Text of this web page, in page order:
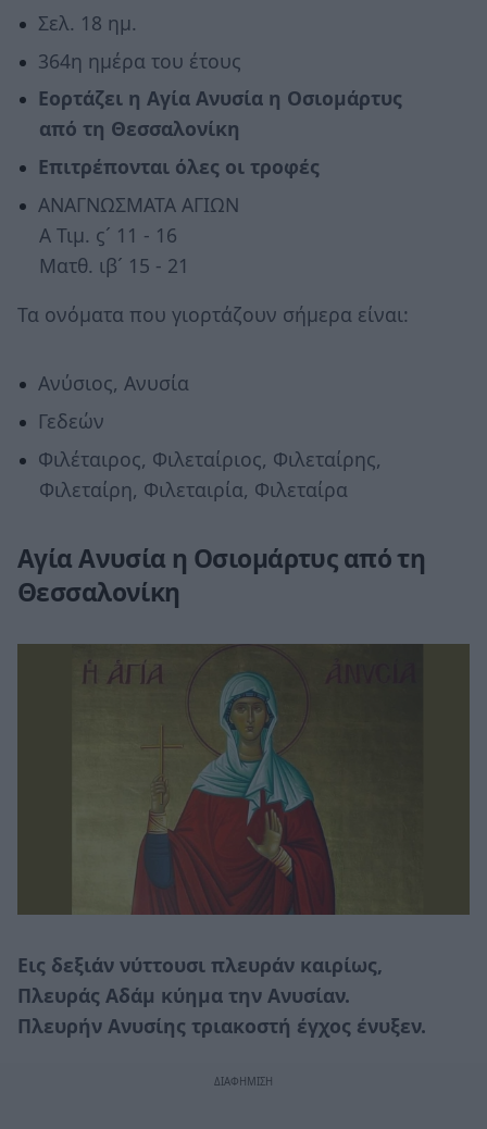
Σελ. 18 ημ.
364η ημέρα του έτους
Εορτάζει η Αγία Ανυσία η Οσιομάρτυς
από τη Θεσσαλονίκη
Επιτρέπονται όλες οι τροφές
ΑΝΑΓΝΩΣΜΑΤΑ ΑΓΙΩΝ
Α Τιμ. ϛ´ 11 - 16
Ματθ. ιβ´ 15 - 21
Τα ονόματα που γιορτάζουν σήμερα είναι:
Ανύσιος, Ανυσία
Γεδεών
Φιλέταιρος, Φιλεταίριος, Φιλεταίρης,
Φιλεταίρη, Φιλεταιρία, Φιλεταίρα
Αγία Ανυσία η Οσιομάρτυς από τη
Θεσσαλονίκη
Eις δεξιάν νύττουσι πλευράν καιρίως,
Πλευράς Aδάμ κύημα την Aνυσίαν.
Πλευρήν Aνυσίης τριακοστή έγχος ένυξεν.